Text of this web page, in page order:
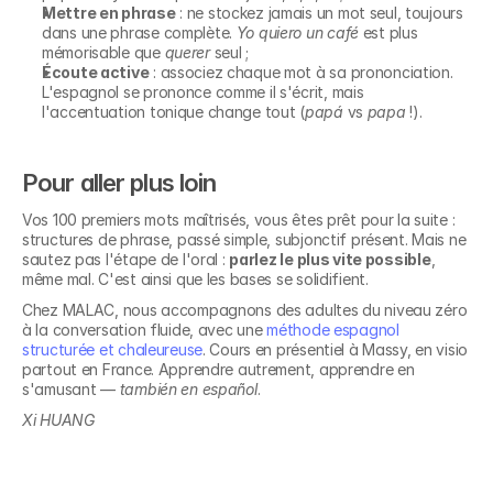
Mettre en phrase : ne stockez jamais un mot seul, toujours
dans une phrase complète. Yo quiero un café est plus
mémorisable que querer seul ;
Écoute active : associez chaque mot à sa prononciation.
L'espagnol se prononce comme il s'écrit, mais
l'accentuation tonique change tout (papá vs papa !).
Pour aller plus loin
Vos 100 premiers mots maîtrisés, vous êtes prêt pour la suite :
structures de phrase, passé simple, subjonctif présent. Mais ne
sautez pas l'étape de l'oral : parlez le plus vite possible,
même mal. C'est ainsi que les bases se solidifient.
Chez MALAC, nous accompagnons des adultes du niveau zéro
à la conversation fluide, avec une méthode espagnol
structurée et chaleureuse. Cours en présentiel à Massy, en visio
partout en France. Apprendre autrement, apprendre en
s'amusant — también en español.
Xi HUANG
Découvrez nos
formations en